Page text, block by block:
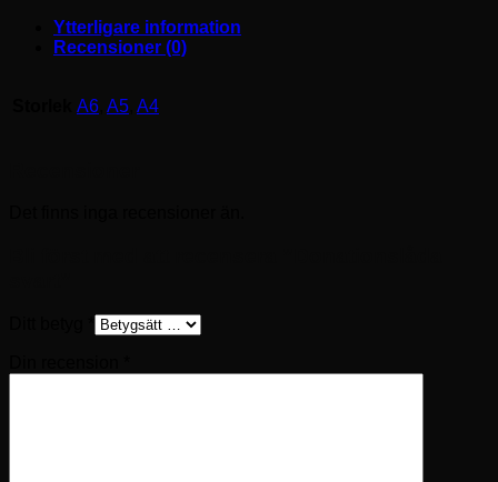
Ytterligare information
Recensioner (0)
A6 A5 A4